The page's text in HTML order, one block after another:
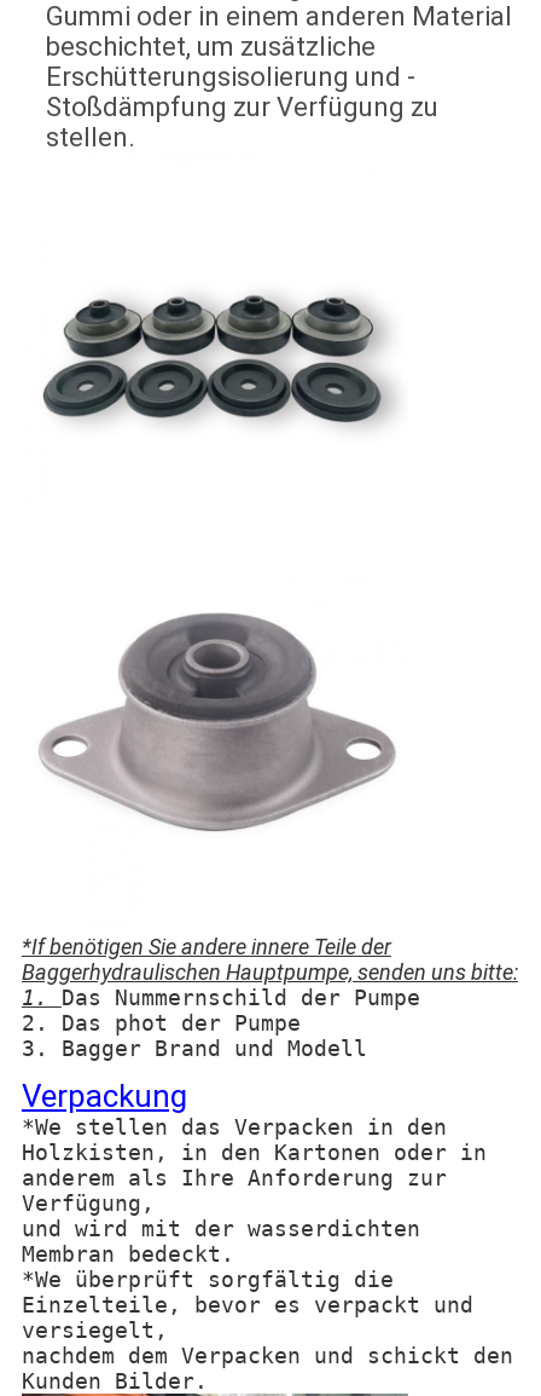
Gummi oder in einem anderen Material
beschichtet, um zusätzliche
Erschütterungsisolierung und -
Stoßdämpfung zur Verfügung zu
stellen.
*If benötigen Sie andere innere Teile der
Baggerhydraulischen Hauptpumpe, senden uns bitte:
1. Das Nummernschild der Pumpe
2. Das phot der Pumpe
3. Bagger Brand und Modell
Verpackung
*We stellen das Verpacken in den
Holzkisten, in den Kartonen oder in
anderem als Ihre Anforderung zur
Verfügung,
und wird mit der wasserdichten
Membran bedeckt.
*We überprüft sorgfältig die
Einzelteile, bevor es verpackt und
versiegelt,
nachdem dem Verpacken und schickt den
Kunden Bilder.